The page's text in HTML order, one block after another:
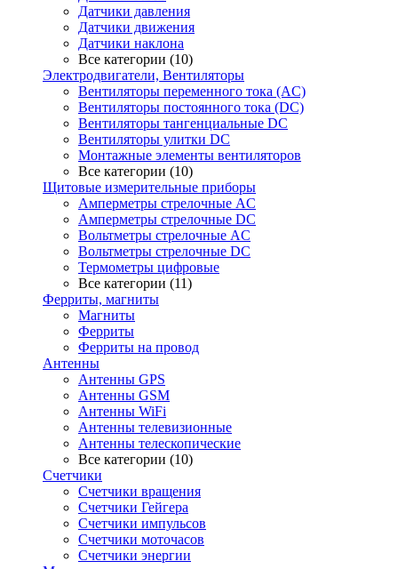
Датчики давления
Датчики движения
Датчики наклона
Все категории (10)
Электродвигатели, Вентиляторы
Вентиляторы переменного тока (AC)
Вентиляторы постоянного тока (DC)
Вентиляторы тангенциальные DC
Вентиляторы улитки DC
Монтажные элементы вентиляторов
Все категории (10)
Щитовые измерительные приборы
Амперметры стрелочные AC
Амперметры стрелочные DC
Вольтметры стрелочные AC
Вольтметры стрелочные DC
Термометры цифровые
Все категории (11)
Ферриты, магниты
Магниты
Ферриты
Ферриты на провод
Антенны
Антенны GPS
Антенны GSM
Антенны WiFi
Антенны телевизионные
Антенны телескопические
Все категории (10)
Счетчики
Счетчики вращения
Счетчики Гейгера
Счетчики импульсов
Счетчики моточасов
Счетчики энергии